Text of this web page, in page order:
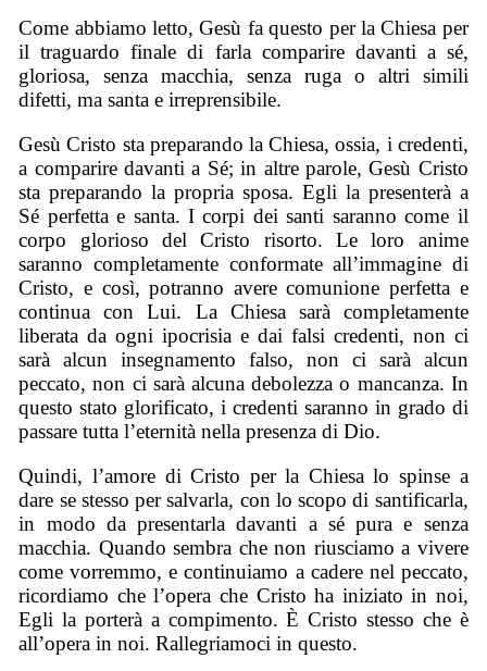
Come abbiamo letto, Gesù fa questo per la Chiesa per
il traguardo finale di farla comparire davanti a sé,
gloriosa, senza macchia, senza ruga o altri simili
difetti, ma santa e irreprensibile.
Gesù Cristo sta preparando la Chiesa, ossia, i credenti,
a comparire davanti a Sé; in altre parole, Gesù Cristo
sta preparando la propria sposa. Egli la presenterà a
Sé perfetta e santa. I corpi dei santi saranno come il
corpo glorioso del Cristo risorto. Le loro anime
saranno completamente conformate all’immagine di
Cristo, e così, potranno avere comunione perfetta e
continua con Lui. La Chiesa sarà completamente
liberata da ogni ipocrisia e dai falsi credenti, non ci
sarà alcun insegnamento falso, non ci sarà alcun
peccato, non ci sarà alcuna debolezza o mancanza. In
questo stato glorificato, i credenti saranno in grado di
passare tutta l’eternità nella presenza di Dio.
Quindi, l’amore di Cristo per la Chiesa lo spinse a
dare se stesso per salvarla, con lo scopo di santificarla,
in modo da presentarla davanti a sé pura e senza
macchia. Quando sembra che non riusciamo a vivere
come vorremmo, e continuiamo a cadere nel peccato,
ricordiamo che l’opera che Cristo ha iniziato in noi,
Egli la porterà a compimento. È Cristo stesso che è
all’opera in noi. Rallegriamoci in questo.